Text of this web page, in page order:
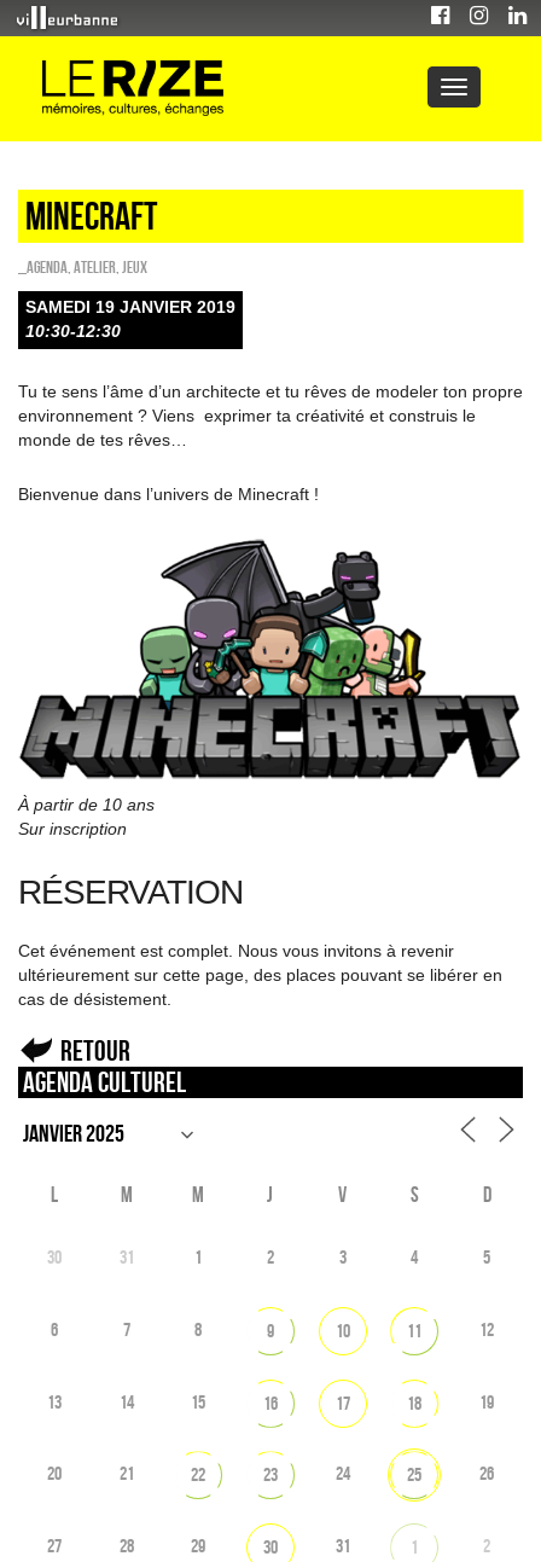
Minecraft
_Agenda Atelier Jeux
SAMEDI 19 JANVIER 2019
10:30-12:30
Tu te sens l’âme d’un architecte et tu rêves de modeler ton propre
environnement ? Viens exprimer ta créativité et construis le
monde de tes rêves…
Bienvenue dans l’univers de Minecraft !
À partir de 10 ans
Sur inscription
RÉSERVATION
Cet événement est complet. Nous vous invitons à revenir
ultérieurement sur cette page, des places pouvant se libérer en
cas de désistement.
Retour
Agenda culturel
L M M J V S D
30 31 1 2 3 4 5
6 7 8 9 10 11 12
13 14 15 16 17 18 19
20 21 22 23 24 25 26
27 28 29 30 31 1 2